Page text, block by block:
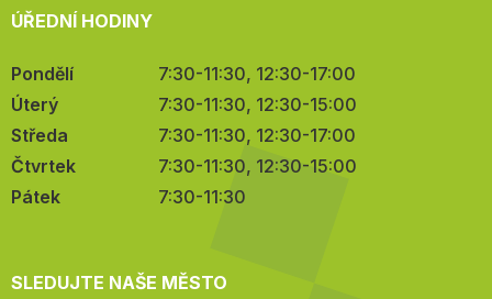
ÚŘEDNÍ HODINY
Pondělí
7:30-11:30, 12:30-17:00
Úterý
7:30-11:30, 12:30-15:00
Středa
7:30-11:30, 12:30-17:00
Čtvrtek
7:30-11:30, 12:30-15:00
Pátek
7:30-11:30
SLEDUJTE NAŠE MĚSTO